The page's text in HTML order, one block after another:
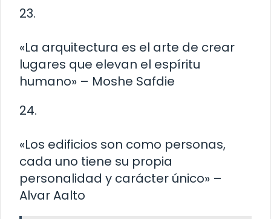
23.
«La arquitectura es el arte de crear
lugares que elevan el espíritu
humano» – Moshe Safdie
24.
«Los edificios son como personas,
cada uno tiene su propia
personalidad y carácter único» –
Alvar Aalto